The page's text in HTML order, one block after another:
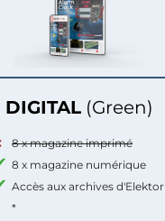
DIGITAL (Green)
8 x magazine imprimé
8 x magazine numérique
Accès aux archives d'Elektor
*